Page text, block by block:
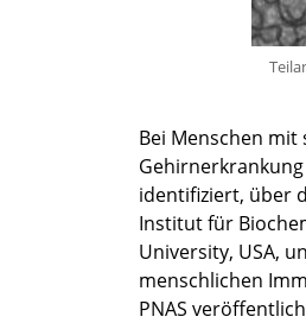
Bei Menschen
identifiziert, über
Institut für
University, USA,
menschlichen
PNAS